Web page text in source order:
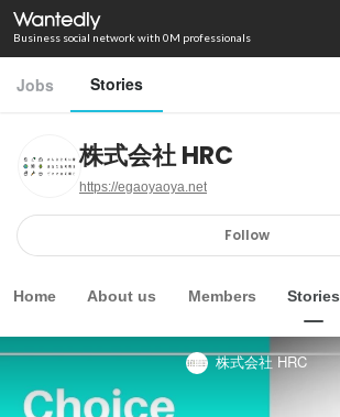
Business social network with 0M professionals
Jobs Stories
株式会社 HRC
https://egaoyaoya.net
Follow
Home About us Members Stories
株式会社 HRC